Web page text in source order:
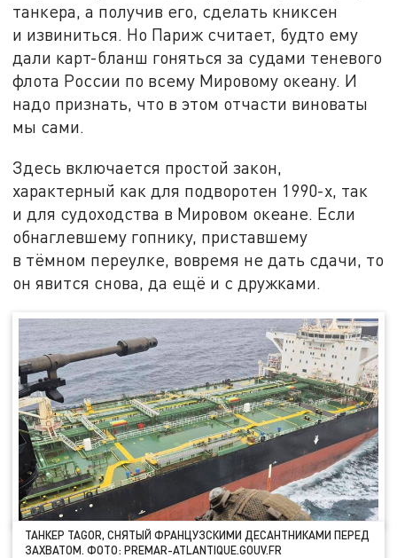
танкера, а получив его, сделать книксен
и извиниться. Но Париж считает, будто ему
дали карт-бланш гоняться за судами теневого
флота России по всему Мировому океану. И
надо признать, что в этом отчасти виноваты
мы сами.
Здесь включается простой закон,
характерный как для подворотен 1990-х, так
и для судоходства в Мировом океане. Если
обнаглевшему гопнику, приставшему
в тёмном переулке, вовремя не дать сдачи, то
он явится снова, да ещё и с дружками.
ТАНКЕР TAGOR, СНЯТЫЙ ФРАНЦУЗСКИМИ ДЕСАНТНИКАМИ ПЕРЕД
ЗАХВАТОМ. ФОТО: PREMAR-ATLANTIQUE.GOUV.FR